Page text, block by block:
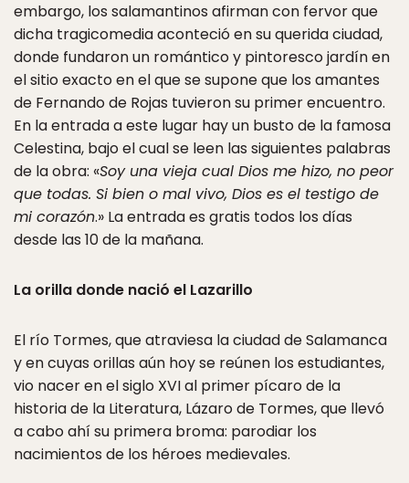
embargo, los salamantinos afirman con fervor que
dicha tragicomedia aconteció en su querida ciudad,
donde fundaron un romántico y pintoresco jardín en
el sitio exacto en el que se supone que los amantes
de Fernando de Rojas tuvieron su primer encuentro.
En la entrada a este lugar hay un busto de la famosa
Celestina, bajo el cual se leen las siguientes palabras
de la obra: «Soy una vieja cual Dios me hizo, no peor
que todas. Si bien o mal vivo, Dios es el testigo de
mi corazón.» La entrada es gratis todos los días
desde las 10 de la mañana.
La orilla donde nació el Lazarillo
El río Tormes, que atraviesa la ciudad de Salamanca
y en cuyas orillas aún hoy se reúnen los estudiantes,
vio nacer en el siglo XVI al primer pícaro de la
historia de la Literatura, Lázaro de Tormes, que llevó
a cabo ahí su primera broma: parodiar los
nacimientos de los héroes medievales.